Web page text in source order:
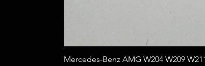
Mercedes-Benz AMG W204 W209